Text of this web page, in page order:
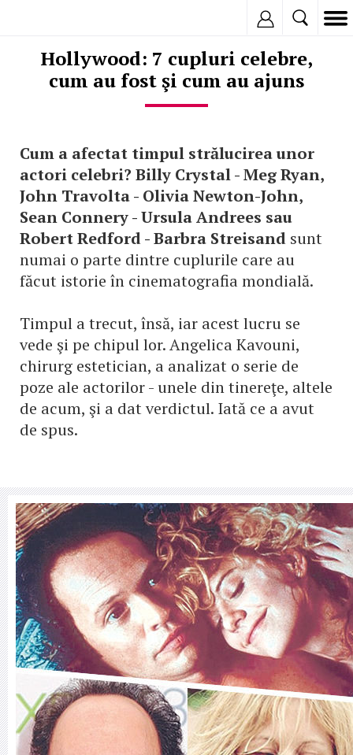
Hollywood: 7 cupluri celebre,
cum au fost şi cum au ajuns
Cum a afectat timpul strălucirea unor
actori celebri? Billy Crystal - Meg Ryan,
John Travolta - Olivia Newton-John,
Sean Connery - Ursula Andrees sau
Robert Redford - Barbra Streisand sunt
numai o parte dintre cuplurile care au
făcut istorie în cinematografia mondială.
Timpul a trecut, însă, iar acest lucru se
vede şi pe chipul lor. Angelica Kavouni,
chirurg estetician, a analizat o serie de
poze ale actorilor - unele din tinereţe, altele
de acum, şi a dat verdictul. Iată ce a avut
de spus.